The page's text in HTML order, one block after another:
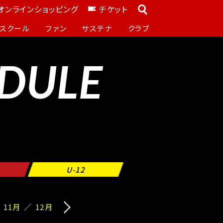
ンラインショッピング チケット
クール ファン サステナ クラブ
U-12
11月 12月